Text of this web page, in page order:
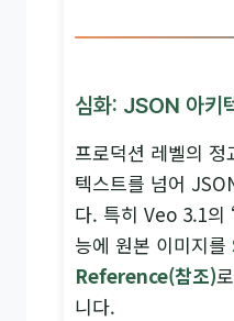
심화: JSON 아키
프로덕션 레벨의 정
텍스트를 넘어
다. 특히 Veo 3.1
능에 원본 이미지를
Reference(참조)
니다.